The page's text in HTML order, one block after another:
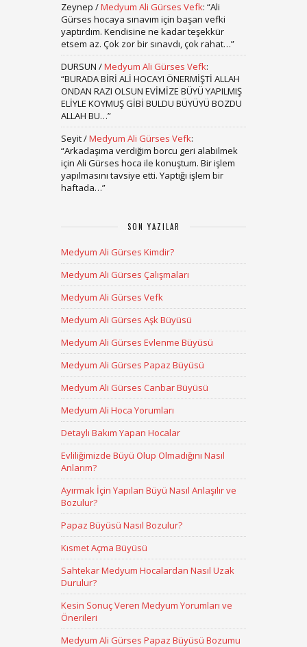
Zeynep /Medyum Ali Gürses Vefk: “Ali
Gürses hocaya sınavım için başarı vefki
yaptırdım. Kendisine ne kadar teşekkür
etsem az. Çok zor bir sınavdı, çok rahat…”
DURSUN /Medyum Ali Gürses Vefk:
“BURADA BİRİ ALİ HOCAYI ÖNERMİŞTİ ALLAH
ONDAN RAZI OLSUN EVİMİZE BÜYÜ YAPILMIŞ
ELİYLE KOYMUŞ GİBİ BULDU BÜYÜYÜ BOZDU
ALLAH BU…”
Seyit/Medyum Ali Gürses Vefk:
“Arkadaşıma verdiğim borcu geri alabilmek
için Ali Gürses hoca ile konuştum. Bir işlem
yapılmasını tavsiye etti. Yaptığı işlem bir
haftada…”
SON YAZILAR
Medyum Ali Gürses Kimdir?
Medyum Ali Gürses Çalışmaları
Medyum Ali Gürses Vefk
Medyum Ali Gürses Aşk Büyüsü
Medyum Ali Gürses Evlenme Büyüsü
Medyum Ali Gürses Papaz Büyüsü
Medyum Ali Gürses Canbar Büyüsü
Medyum Ali Hoca Yorumları
Detaylı Bakım Yapan Hocalar
Evliliğimizde Büyü Olup Olmadığını Nasıl
Anlarım?
Ayırmak İçin Yapılan Büyü Nasıl Anlaşılır ve
Bozulur?
Papaz Büyüsü Nasıl Bozulur?
Kısmet Açma Büyüsü
Sahtekar Medyum Hocalardan Nasıl Uzak
Durulur?
Kesin Sonuç Veren Medyum Yorumları ve
Önerileri
Medyum Ali Gürses Papaz Büyüsü Bozumu